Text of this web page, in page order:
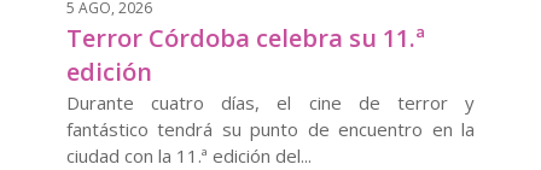
5 AGO, 2026
Terror Córdoba celebra su 11.ª
edición
Durante cuatro días, el cine de terror y
fantástico tendrá su punto de encuentro en la
ciudad con la 11.ª edición del...